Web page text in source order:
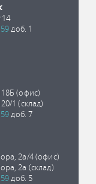
доб. 1
(офис)
1 (склад)
доб. 7
2а/4 (офис)
2а (склад)
доб. 5